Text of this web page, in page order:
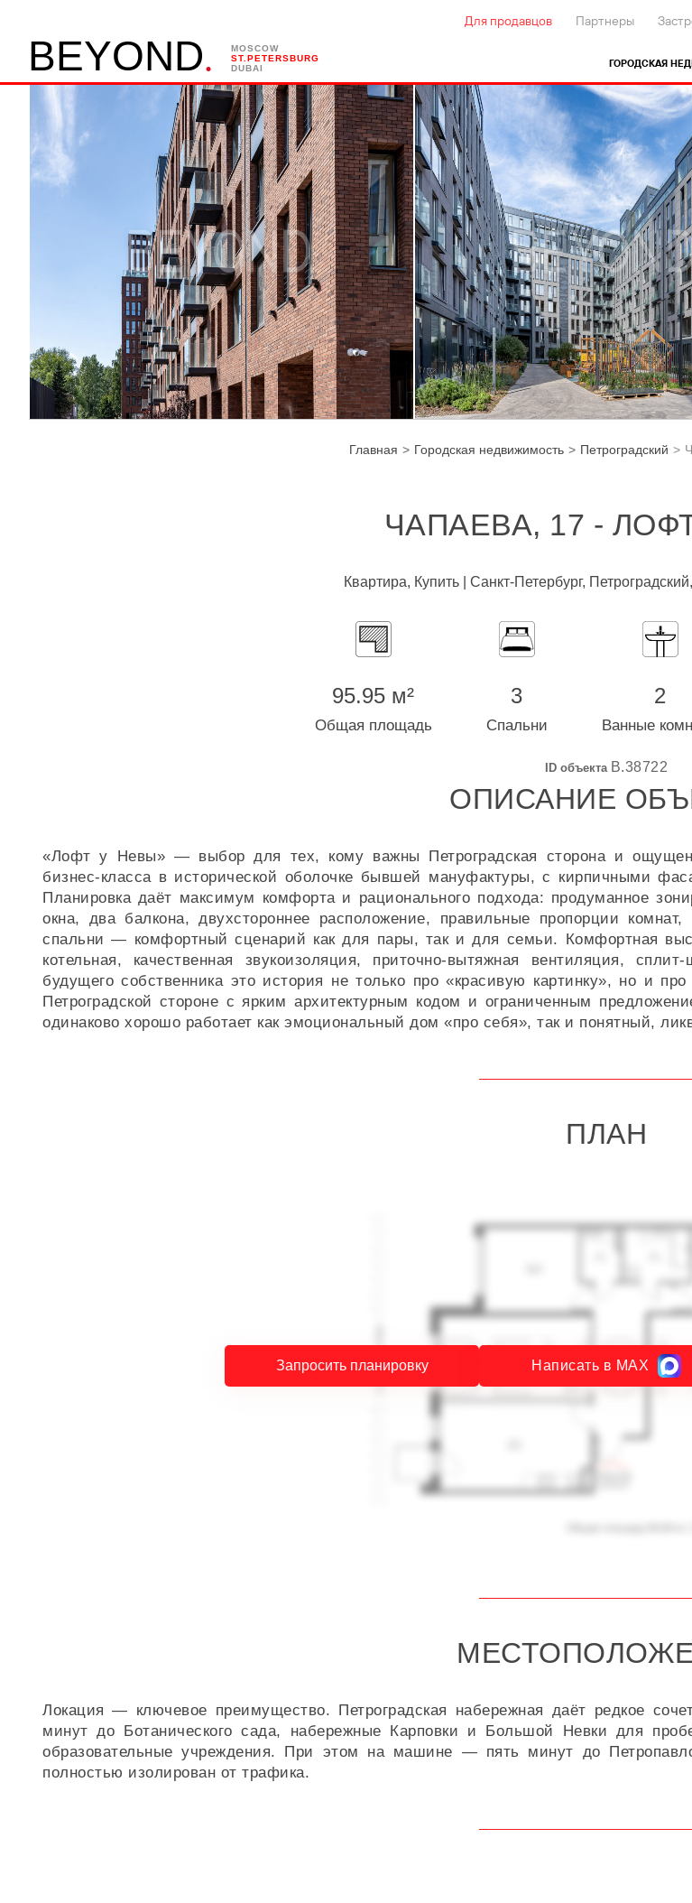
Для продавцов Партнеры
ГОРОДСКАЯ
BEYOND.
MOSCOW
ST.PETERSBURG
DUBAI
Главная Городская недвижимость Петроградский
ЧАПАЕВА, 17 -
Квартира, Купить | Санкт-Петербург,
95.95 м²
Общая площадь
3
Спальни
2
Ванные
ID объекта B.38722
ОПИСАНИЕ
«Лофт у Невы» — выбор для тех, кому важны Петроградская сторона и
бизнес‑класса в исторической оболочке бывшей мануфактуры, с кирпичными
Планировка даёт максимум комфорта и рационального подхода: продуманное
окна, два балкона, двухстороннее расположение, правильные пропорции
спальни — комфортный сценарий как для пары, так и для семьи. Комфортная
котельная, качественная звукоизоляция, приточно-вытяжная вентиляция,
будущего собственника это история не только про «красивую картинку», но и
Петроградской стороне с ярким архитектурным кодом и ограниченным
одинаково хорошо работает как эмоциональный дом «про себя», так и понятный,
ПЛАН
Запросить планировку Написать в MAX
Локация — ключевое преимущество. Петроградская набережная даёт редкое
минут до Ботанического сада, набережные Карповки и Большой Невки для
образовательные учреждения. При этом на машине — пять минут до
полностью изолирован от трафика.